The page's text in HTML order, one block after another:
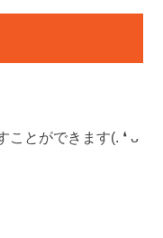
ことができます(. ❛ ᴗ